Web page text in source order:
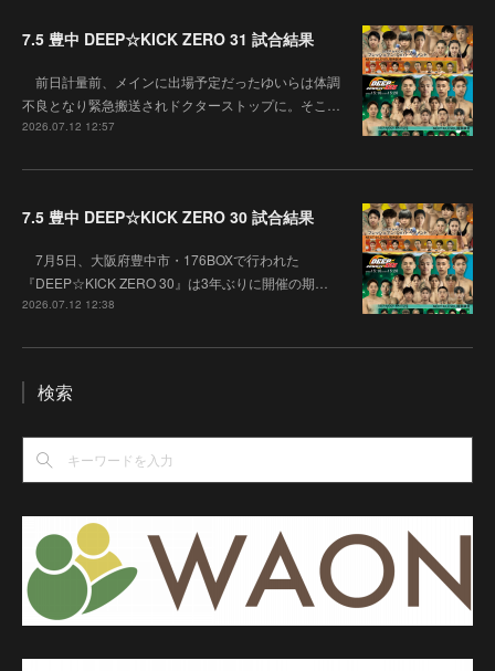
7.5 豊中 DEEP☆KICK ZERO 31 試合結果
前日計量前、メインに出場予定だったゆいらは体調
不良となり緊急搬送されドクターストップに。そこ…
2026.07.12 12:57
7.5 豊中 DEEP☆KICK ZERO 30 試合結果
7月5日、大阪府豊中市・176BOXで行われた
『DEEP☆KICK ZERO 30』は3年ぶりに開催の期…
2026.07.12 12:38
検索